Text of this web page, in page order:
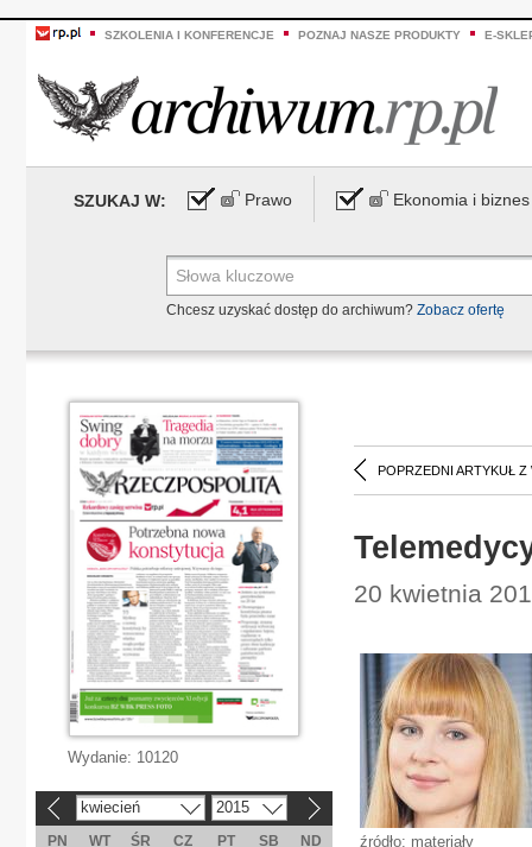
SZKOLENIA I KONFERENCJE POZNAJ NASZE PRODUKTY E-
SZUKAJ W: Prawo Ekonomia i biznes
Chcesz uzyskać dostęp do archiwum? Zobacz ofertę
POPRZEDNI ARTYKUŁ Z
20 kwietnia
źródło: materiały
Wydanie: 10120
kwiecień 2015
PN WT ŚR CZ PT SB
ND